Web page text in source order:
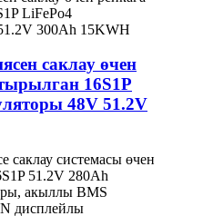
саклау өчен
16S1P
48V 51.2V